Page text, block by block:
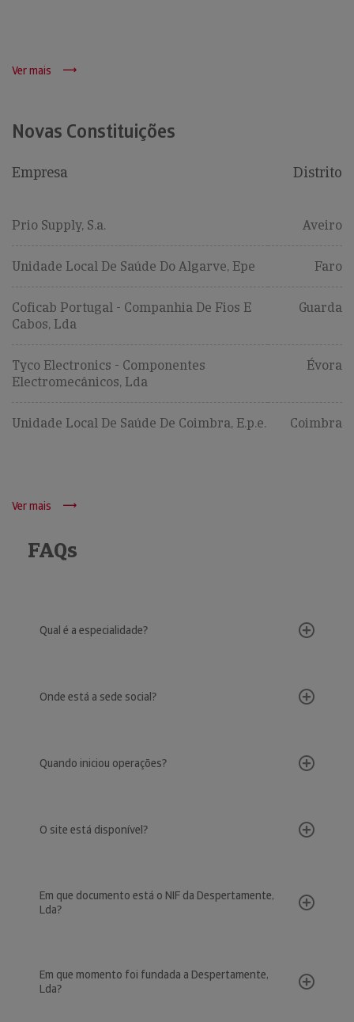
Ver mais
Novas Constituições
Empresa Distrito
Prio Supply, S.a. Aveiro
Unidade Local De Saúde Do Algarve, Epe Faro
Coficab Portugal - Companhia De Fios E
Cabos, Lda
Guarda
Tyco Electronics - Componentes
Electromecânicos, Lda
Évora
Unidade Local De Saúde De Coimbra, E.p.e. Coimbra
Ver mais
FAQs
Qual é a especialidade?
Onde está a sede social?
Quando iniciou operações?
O site está disponível?
Em que documento está o NIF da Despertamente,
Lda?
Em que momento foi fundada a Despertamente,
Lda?